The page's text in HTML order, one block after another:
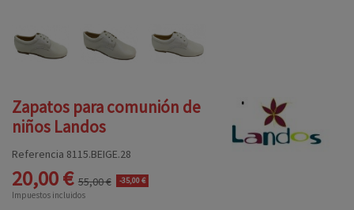
Zapatos para comunión de
niños Landos
Referencia 8115.BEIGE.28
20,00 € 55,00 € -35,00 €
Impuestos incluidos